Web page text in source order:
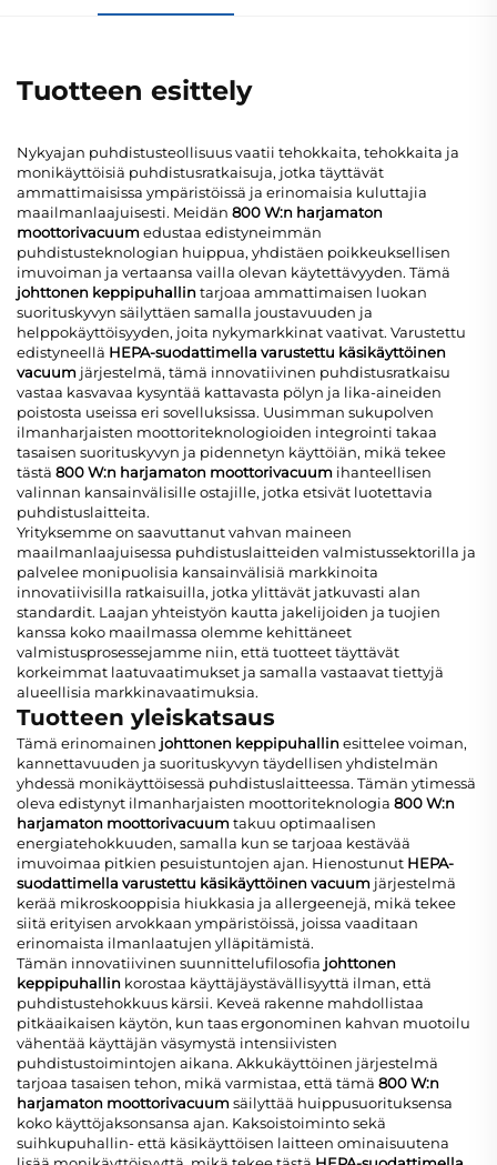
Tuotteen esittely
Nykyajan puhdistusteollisuus vaatii tehokkaita, tehokkaita ja
monikäyttöisiä puhdistusratkaisuja, jotka täyttävät
ammattimaisissa ympäristöissä ja erinomaisia kuluttajia
maailmanlaajuisesti. Meidän 800 W:n harjamaton
moottorivacuumedustaa edistyneimmän
puhdistusteknologian huippua, yhdistäen poikkeuksellisen
imuvoiman ja vertaansa vailla olevan käytettävyyden. Tämä
johttonen keppipuhallintarjoaa ammattimaisen luokan
suorituskyvyn säilyttäen samalla joustavuuden ja
helppokäyttöisyyden, joita nykymarkkinat vaativat. Varustettu
edistyneellä HEPA-suodattimella varustettu käsikäyttöinen
vacuum järjestelmä, tämä innovatiivinen puhdistusratkaisu
vastaa kasvavaa kysyntää kattavasta pölyn ja lika-aineiden
poistosta useissa eri sovelluksissa. Uusimman sukupolven
ilmanharjaisten moottoriteknologioiden integrointi takaa
tasaisen suorituskyvyn ja pidennetyn käyttöiän, mikä tekee
tästä 800 W:n harjamaton moottorivacuum ihanteellisen
valinnan kansainvälisille ostajille, jotka etsivät luotettavia
puhdistuslaitteita.
Yrityksemme on saavuttanut vahvan maineen
maailmanlaajuisessa puhdistuslaitteiden valmistussektorilla ja
palvelee monipuolisia kansainvälisiä markkinoita
innovatiivisilla ratkaisuilla, jotka ylittävät jatkuvasti alan
standardit. Laajan yhteistyön kautta jakelijoiden ja tuojien
kanssa koko maailmassa olemme kehittäneet
valmistusprosessejamme niin, että tuotteet täyttävät
korkeimmat laatuvaatimukset ja samalla vastaavat tiettyjä
alueellisia markkinavaatimuksia.
Tuotteen yleiskatsaus
Tämä erinomainen johttonen keppipuhallinesittelee voiman,
kannettavuuden ja suorituskyvyn täydellisen yhdistelmän
yhdessä monikäyttöisessä puhdistuslaitteessa. Tämän ytimessä
oleva edistynyt ilmanharjaisten moottoriteknologia 800 W:n
harjamaton moottorivacuumtakuu optimaalisen
energiatehokkuuden, samalla kun se tarjoaa kestävää
imuvoimaa pitkien pesuistuntojen ajan. Hienostunut HEPA-
suodattimella varustettu käsikäyttöinen vacuum järjestelmä
kerää mikroskooppisia hiukkasia ja allergeenejä, mikä tekee
siitä erityisen arvokkaan ympäristöissä, joissa vaaditaan
erinomaista ilmanlaatujen ylläpitämistä.
Tämän innovatiivinen suunnittelufilosofia johttonen
keppipuhallin korostaa käyttäjäystävällisyyttä ilman, että
puhdistustehokkuus kärsii. Keveä rakenne mahdollistaa
pitkäaikaisen käytön, kun taas ergonominen kahvan muotoilu
vähentää käyttäjän väsymystä intensiivisten
puhdistustoimintojen aikana. Akkukäyttöinen järjestelmä
tarjoaa tasaisen tehon, mikä varmistaa, että tämä 800 W:n
harjamaton moottorivacuumsäilyttää huippusuorituksensa
koko käyttöjaksonsansa ajan. Kaksoistoiminto sekä
suihkupuhallin- että käsikäyttöisen laitteen ominaisuutena